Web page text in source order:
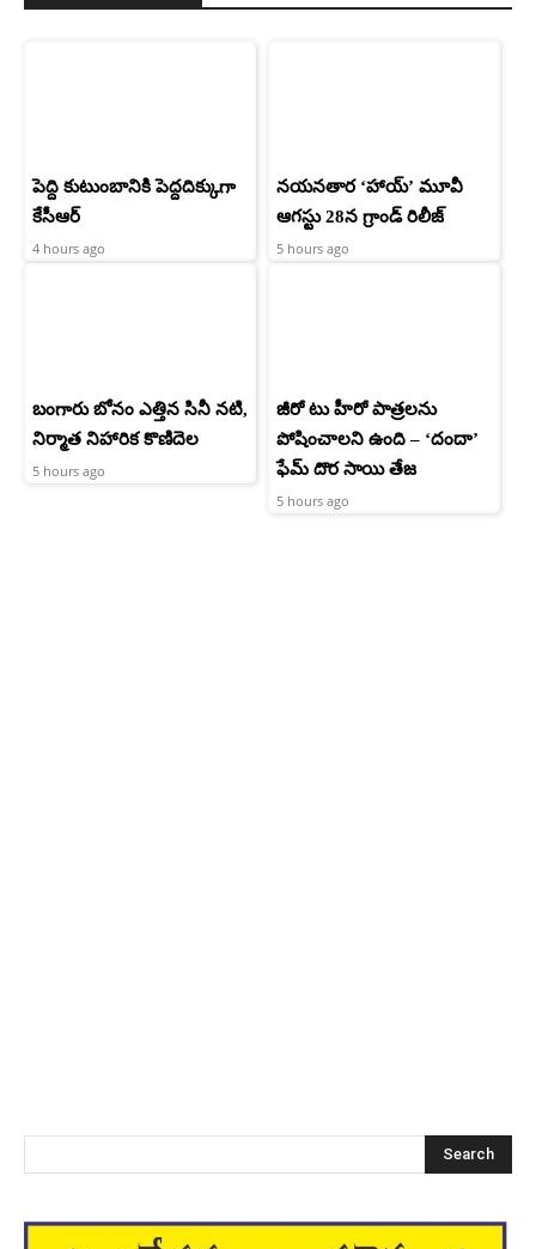
పెద్ది కుటుంబానికి పెద్దదిక్కుగా
కేసీఆర్
4 hours ago
నయనతార ‘హాయ్’ మూవీ
ఆగస్టు 28న గ్రాండ్ రిలీజ్
5 hours ago
బంగారు బోనం ఎత్తిన సినీ నటి,
నిర్మాత నిహారిక కొణిదెల
5 hours ago
జీరో టు హీరో పాత్రలను
పోషించాలని ఉంది – ‘దందా’
ఫేమ్ దొర సాయి తేజ
5 hours ago
Search